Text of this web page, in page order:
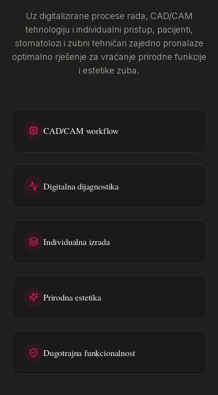
Uz digitalizirane procese rada, CAD/CAM
tehnologiju i individualni pristup, pacijenti,
stomatolozi i zubni tehničari zajedno pronalaze
optimalno rješenje za vraćanje prirodne funkcije
i estetike zuba.
CAD/CAM workflow
Digitalna dijagnostika
Individualna izrada
Prirodna estetika
Dugotrajna funkcionalnost